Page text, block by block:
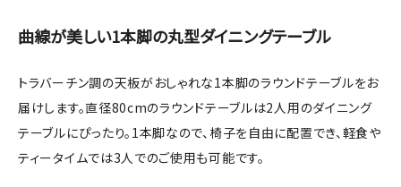
曲線が美しい1本脚の丸型ダイニングテーブル
トラバーチン調の天板がおしゃれな1本脚のラウンドテーブルをお
届けします。直径80cmのラウンドテーブルは2人用のダイニング
テーブルにぴったり。1本脚なので、椅子を自由に配置でき、軽食や
ティータイムでは3人でのご使用も可能です。